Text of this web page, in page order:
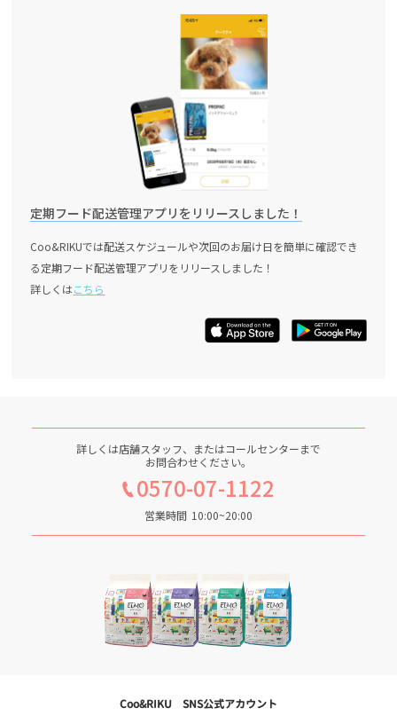
定期フード配送管理アプリをリリースしました！
Coo&RIKUでは配送スケジュールや次回のお届け日を簡単に確認でき
る定期フード配送管理アプリをリリースしました！
詳しくはこちら
詳しくは店舗スタッフ、またはコールセンターまで
お問合わせください。
0570-07-1122
営業時間 10:00~20:00
Coo&RIKU SNS公式アカウント